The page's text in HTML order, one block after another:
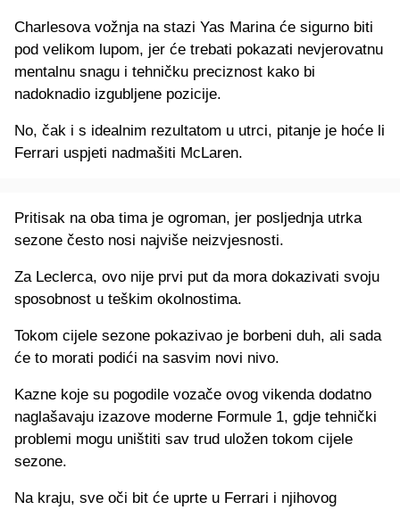
Charlesova vožnja na stazi Yas Marina će sigurno biti
pod velikom lupom, jer će trebati pokazati nevjerovatnu
mentalnu snagu i tehničku preciznost kako bi
nadoknadio izgubljene pozicije.
No, čak i s idealnim rezultatom u utrci, pitanje je hoće li
Ferrari uspjeti nadmašiti McLaren.
Pritisak na oba tima je ogroman, jer posljednja utrka
sezone često nosi najviše neizvjesnosti.
Za Leclerca, ovo nije prvi put da mora dokazivati svoju
sposobnost u teškim okolnostima.
Tokom cijele sezone pokazivao je borbeni duh, ali sada
će to morati podići na sasvim novi nivo.
Kazne koje su pogodile vozače ovog vikenda dodatno
naglašavaju izazove moderne Formule 1, gdje tehnički
problemi mogu uništiti sav trud uložen tokom cijele
sezone.
Na kraju, sve oči bit će uprte u Ferrari i njihovog